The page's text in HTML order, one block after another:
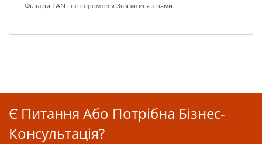
Фільтри LAN і не соромтеся Зв'язатися з нами
Є Питання Або Потрібна Бізнес-
Консультація?